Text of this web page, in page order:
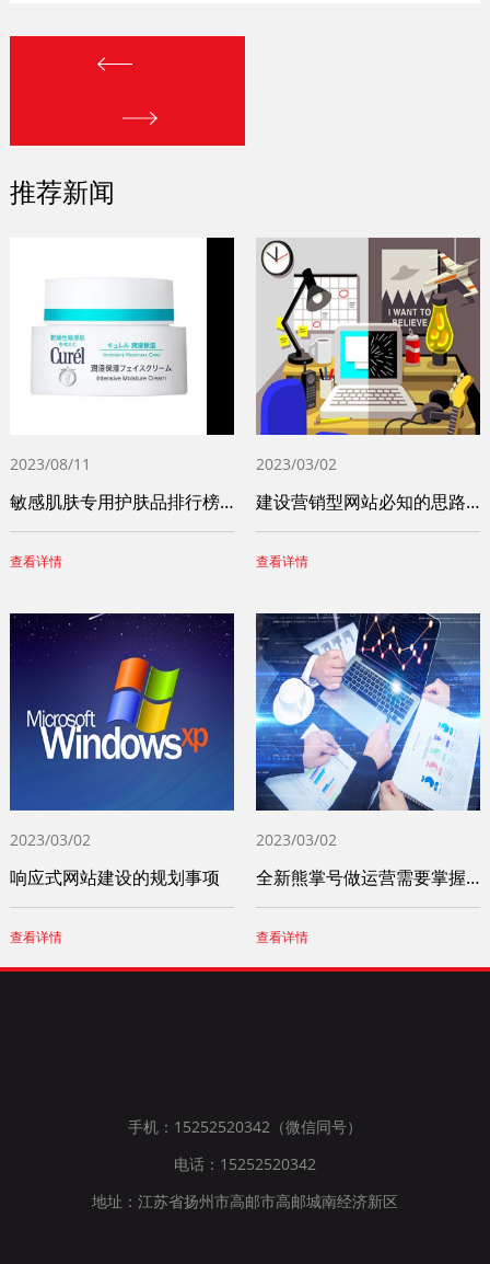
推荐新闻
2023/08/11
敏感肌肤专用护肤品排行榜前十名（十大敏感
查看详情
2023/03/02
建设营销型网站必知的思路和步骤
查看详情
2023/03/02
响应式网站建设的规划事项
查看详情
2023/03/02
全新熊掌号做运营需要掌握这四个小技巧
查看详情
手机：15252520342（微信同号）
电话：15252520342
地址：江苏省扬州市高邮市高邮城南经济新区